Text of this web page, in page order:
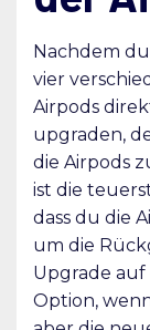
Nachdem
vier
Airpods
upgraden,
die Airpods
ist die
dass du die
um die
Upgrade
Option,